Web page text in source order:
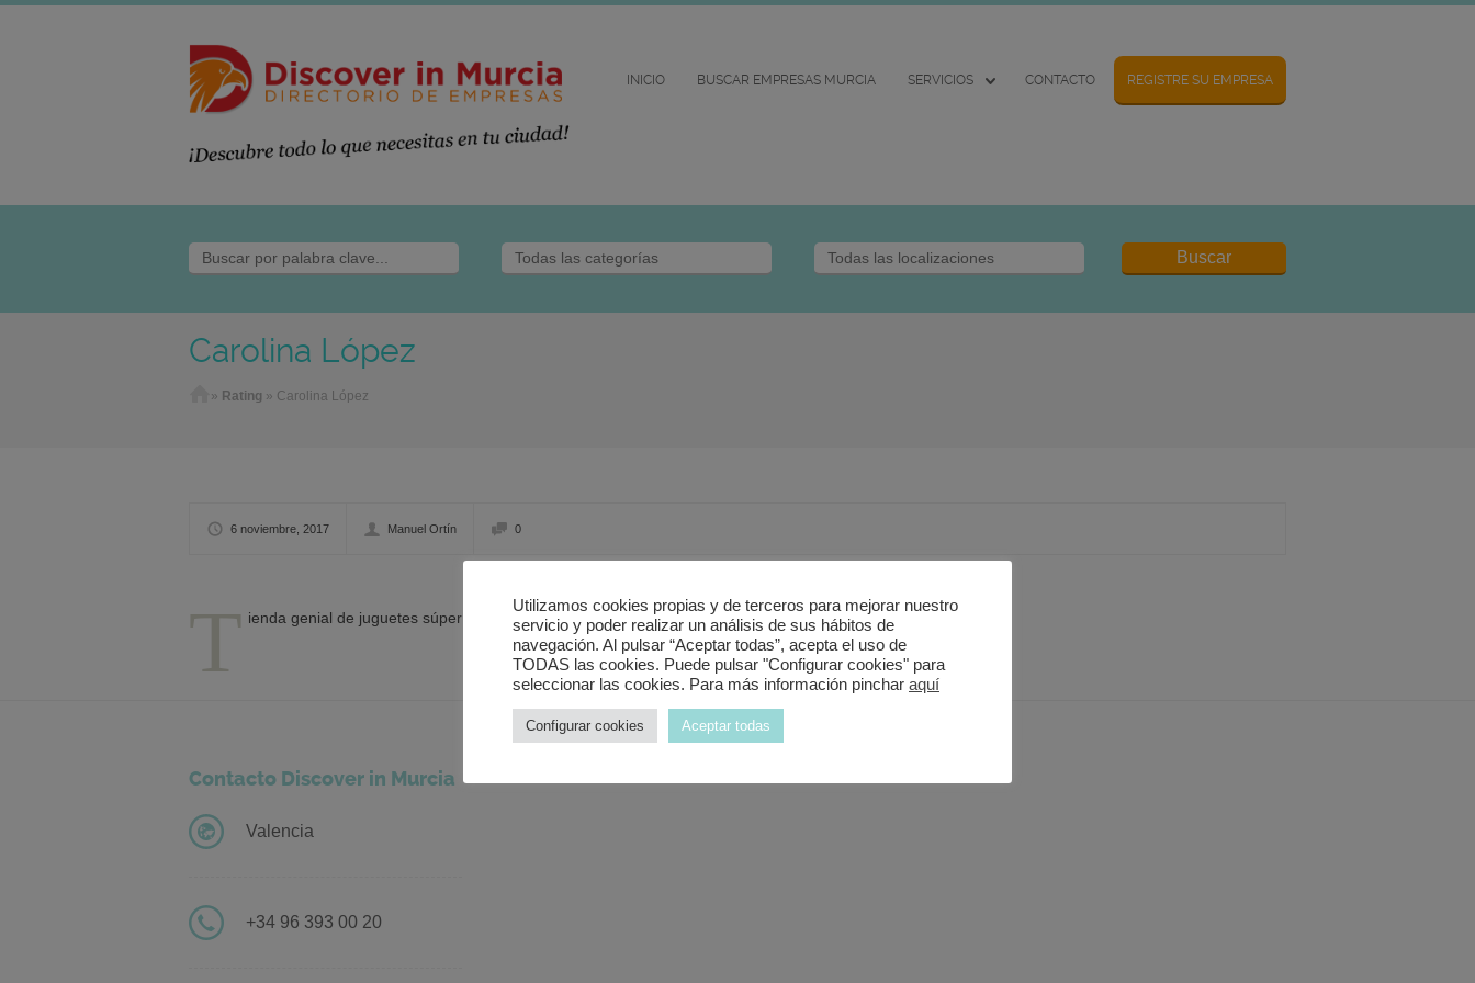
INICIO BUSCAR EMPRESAS MURCIA SERVICIOS CONTACTO REGISTRE SU EMPRESA
Carolina López
Home
» Rating » Carolina López
6 noviembre, 2017 Manuel Ortín 0
T ienda genial de juguetes súper económicos con una gran variedad y de calidad, recomendable al 100%!!
Contacto Discover in Murcia
Valencia
+34 96 393 00 20
Utilizamos cookies propias y de terceros para mejorar nuestro
servicio y poder realizar un análisis de sus hábitos de
navegación. Al pulsar “Aceptar todas”, acepta el uso de
TODAS las cookies. Puede pulsar "Configurar cookies" para
seleccionar las cookies. Para más información pinchar aquí
Configurar cookies Aceptar todas